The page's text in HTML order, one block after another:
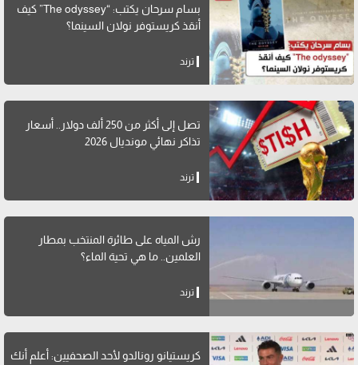
بسام سرحان يكتب: “The odyssey” كيف
أنقذ كريستوفر نولان السينما؟
ترند
تصل إلى أكثر من 250 ألف دولار.. أسعار
تذاكر نهائي مونديال 2026
ترند
رش المياه على طائرة المنتخب بمطار
العلمين.. ما هي تحية الماء؟
ترند
كريستيانو رونالدو لأحد الصحفيين: أعلم أنك